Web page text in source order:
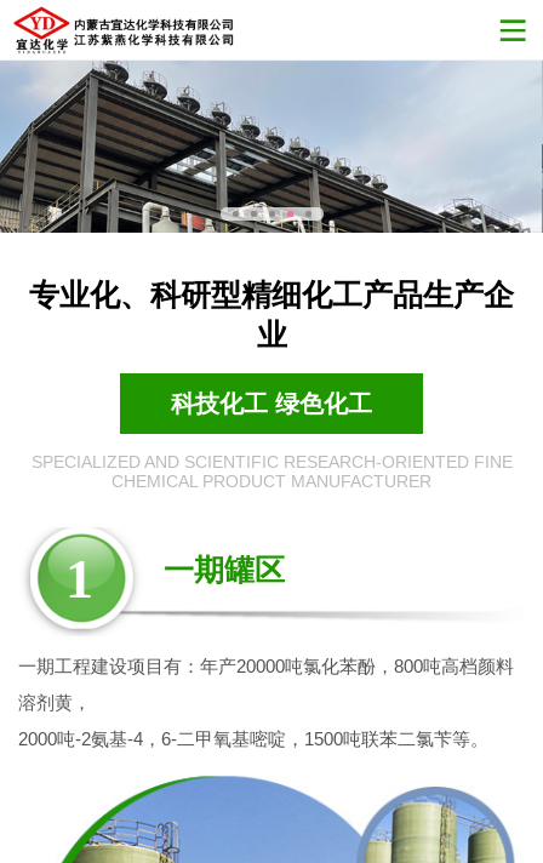
专业化、科研型精细化工产品生产企
业
科技化工 绿色化工
SPECIALIZED AND SCIENTIFIC RESEARCH-ORIENTED FINE
CHEMICAL PRODUCT MANUFACTURER
1 一期罐区
一期工程建设项目有：年产20000吨氯化苯酚，800吨高档颜料
溶剂黄，
2000吨-2氨基-4，6-二甲氧基嘧啶，1500吨联苯二氯苄等。